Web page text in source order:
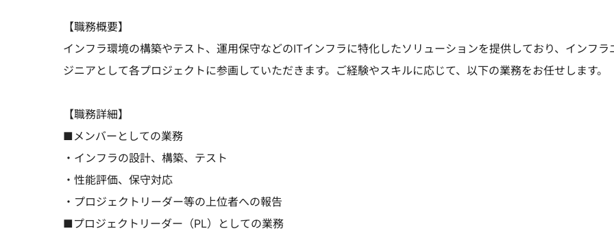
【職務概要】
インフラ環境の構築やテスト、運用保守などのITインフラに特化したソリューションを提供しており、インフラ
ジニアとして各プロジェクトに参画していただきます。ご経験やスキルに応じて、以下の業務をお任せします。
【職務詳細】
■メンバーとしての業務
・インフラの設計、構築、テスト
・性能評価、保守対応
・プロジェクトリーダー等の上位者への報告
■プロジェクトリーダー（PL）としての業務